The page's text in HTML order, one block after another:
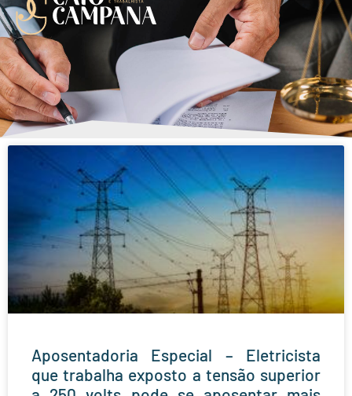
Aposentadoria Especial – Eletricista
que trabalha exposto a tensão superior